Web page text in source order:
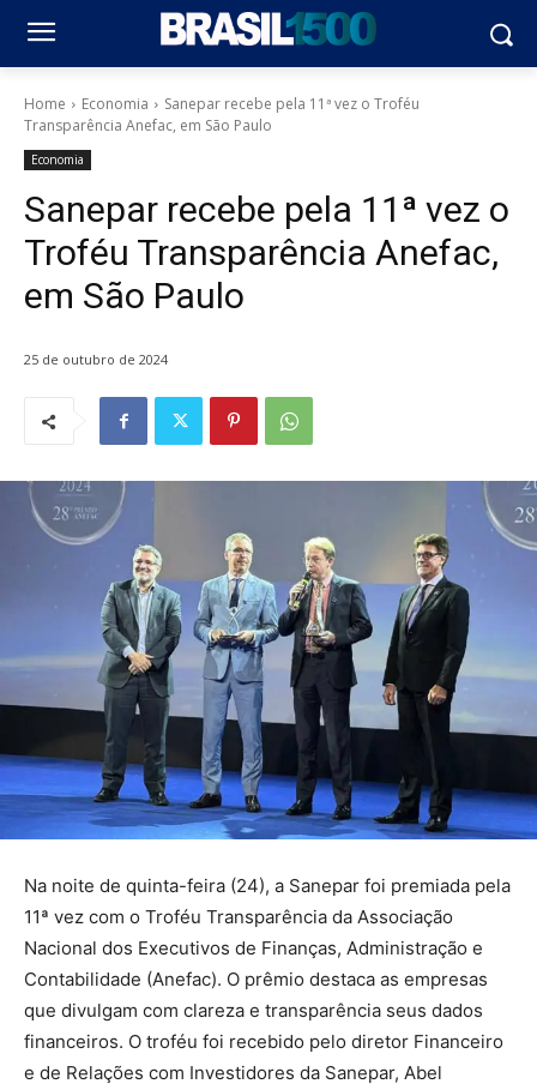
Home Economia
Sanepar recebe pela 11ª vez o Troféu
Transparência Anefac, em São Paulo
Economia
Sanepar recebe pela 11ª vez o
Troféu Transparência Anefac,
em São Paulo
25 de outubro de 2024
Na noite de quinta-feira (24), a Sanepar foi premiada pela
11ª vez com o Troféu Transparência da Associação
Nacional dos Executivos de Finanças, Administração e
Contabilidade (Anefac). O prêmio destaca as empresas
que divulgam com clareza e transparência seus dados
financeiros. O troféu foi recebido pelo diretor Financeiro
e de Relações com Investidores da Sanepar, Abel